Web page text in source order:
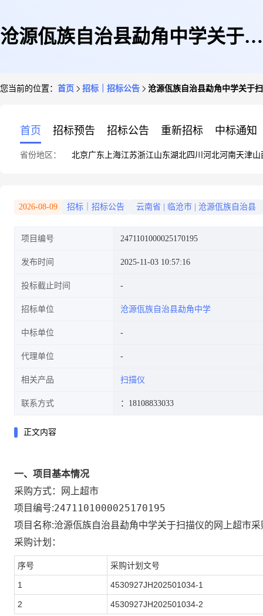
沧源佤族自治县勐角中学关于扫
您当前的位置： 首页 招标｜招标公告 沧源佤族自治县勐角中学关于
首页 招标预告 招标公告 重新招标 中标通知
省份地区： 北京广东 上海江苏浙江山东湖北四川 河北河南天津山
2026-08-09 招标｜招标公告 云南省 临沧市 沧源佤族自治县
项目编号 2471101000025170195
发布时间 2025-11-03 10:57:16
投标截止时间
招标单位 沧源佤族自治县勐角中学
中标单位
代理单位
相关产品 扫描仪
联系方式 ：18108833033
正文内容
一、项目基本情况
采购方式：
网上超市
项目编号:2471101000025170195
项目名称:沧源佤族自治县勐角中学关于扫描仪的网上超市
采购计划：
序号 采购计划文号
1 4530927JH202501034-1
2 4530927JH202501034-2